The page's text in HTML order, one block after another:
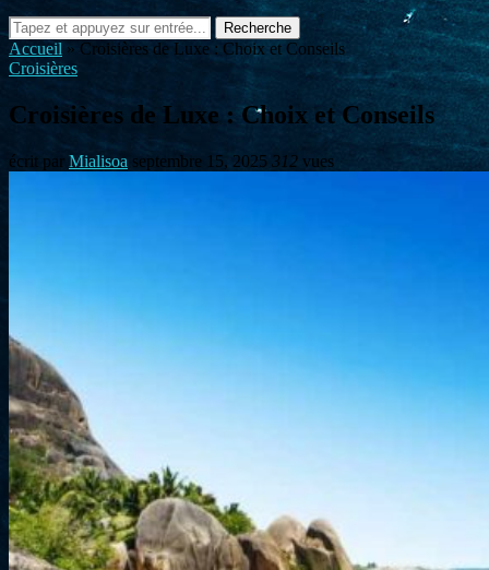
Recherche
Accueil » Croisières de Luxe : Choix et Conseils
Croisières
Croisières de Luxe : Choix et Conseils
écrit par Mialisoa septembre 15, 2025 312 vues